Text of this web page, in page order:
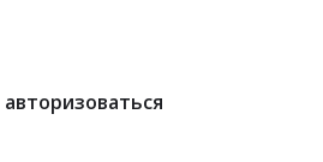
авторизоваться